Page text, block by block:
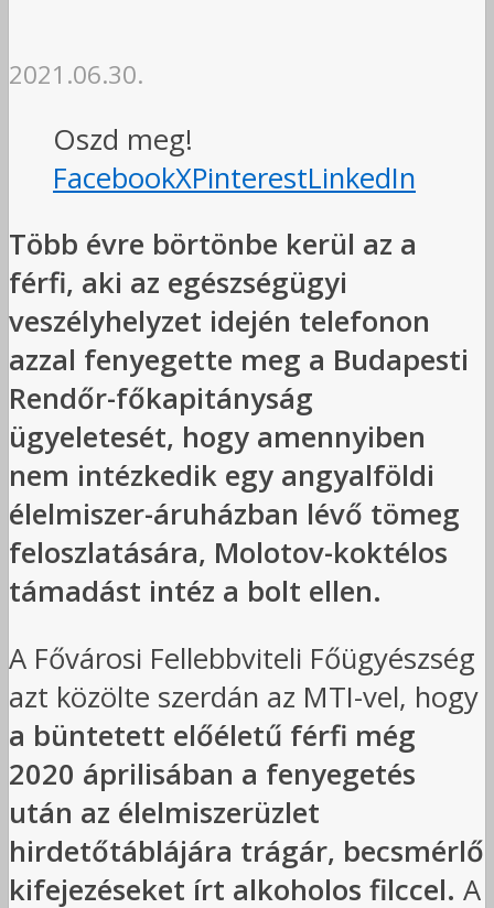
2021.06.30.
Oszd meg!
FacebookXPinterestLinkedIn
Több évre börtönbe kerül az a
férfi, aki az egészségügyi
veszélyhelyzet idején telefonon
azzal fenyegette meg a Budapesti
Rendőr-főkapitányság
ügyeletesét, hogy amennyiben
nem intézkedik egy angyalföldi
élelmiszer-áruházban lévő tömeg
feloszlatására, Molotov-koktélos
támadást intéz a bolt ellen.
A Fővárosi Fellebbviteli Főügyészség
azt közölte szerdán az MTI-vel, hogy
a büntetett előéletű férfi még
2020 áprilisában a fenyegetés
után az élelmiszerüzlet
hirdetőtáblájára trágár, becsmérlő
kifejezéseket írt alkoholos filccel. A